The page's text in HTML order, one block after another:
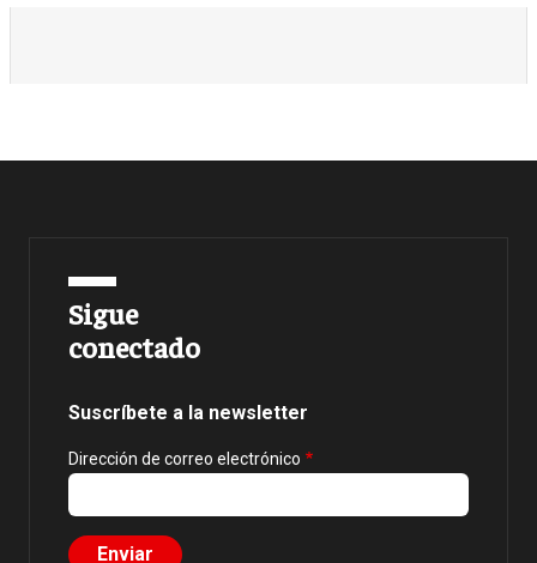
Sigue
conectado
Suscríbete a la newsletter
Dirección de correo electrónico